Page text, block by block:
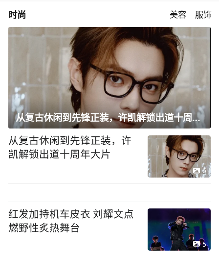
时尚 美容 服饰
从复古休闲到先锋正装，许凯解锁出道十周年大片
从复古休闲到先锋正装，许
凯解锁出道十周年大片
6
红发加持机车皮衣 刘耀文点
燃野性炙热舞台
5